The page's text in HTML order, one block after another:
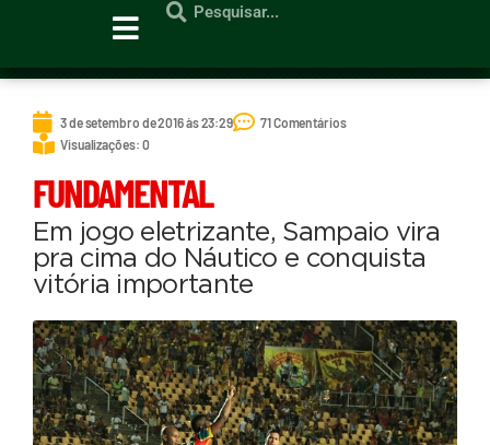
3 de setembro de 2016 às 23:29
71 Comentários
Visualizações: 0
FUNDAMENTAL
Em jogo eletrizante, Sampaio vira
pra cima do Náutico e conquista
vitória importante